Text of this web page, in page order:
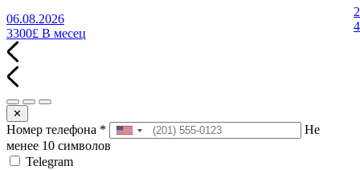
06.08.2026
3300£ В месец
✕
Номер телефона *
Не
менее 10 символов
Telegram